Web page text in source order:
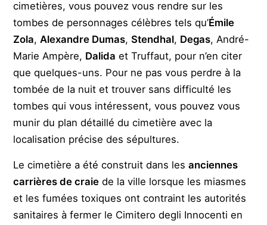
cimetières, vous pouvez vous rendre sur les
tombes de personnages célèbres tels qu’Émile
Zola,Alexandre Dumas,Stendhal, Degas, André-
Marie Ampère, Dalida et Truffaut, pour n’en citer
que quelques-uns. Pour ne pas vous perdre à la
tombée de la nuit et trouver sans difficulté les
tombes qui vous intéressent, vous pouvez vous
munir du plan détaillé du cimetière avec la
localisation précise des sépultures.
Le cimetière a été construit dans lesanciennes
carrières de craie de la ville lorsque les miasmes
et les fumées toxiques ont contraint les autorités
sanitaires à fermer le Cimitero degli Innocenti en